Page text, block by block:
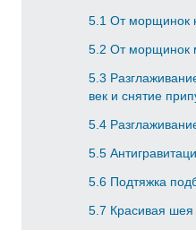
5.1 От морщинок
5.2 От морщинок
5.3
век и снятие
5.4
5.5
5.6 Подтяжка
5.7 Красивая шея